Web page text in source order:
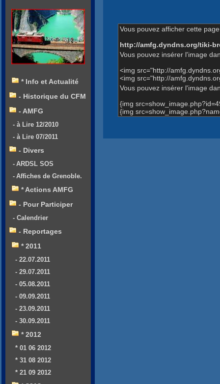
Vous pouvez afficher cette
http://amfg.dyndns.org/tiki-
Vous pouvez insérer l'image
<img src="http://
<img src="http://
Vous pouvez insérer l'image
{img
{img
* Info et Actualité
- Historique du CFM
- AMFG
- à Lire 12/2010
- à Lire 07/2011
- Divers
- ARDSL SOS
- Affiches de Grenoble.
* Actions AMFG
- Pour Participer
- Calendrier
- Reportages
* 2011
- 22.07.2011
- 29.07.2011
- 05.08.2011
- 09.09.2011
- 23.09.2011
- 30.09.2011
* 2012
* 01 06 2012
* 31 08 2012
* 21 09 2012